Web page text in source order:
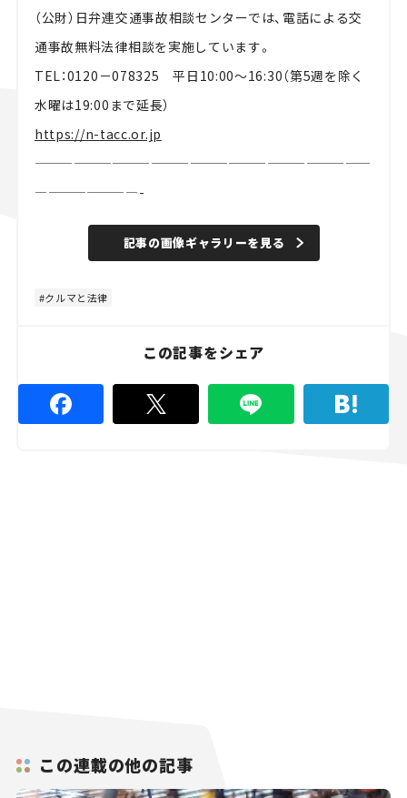
（公財）日弁連交通事故相談センターでは、電話による交
通事故無料法律相談を実施しています。
TEL：0120－078325 平日10:00～16:30（第5週を除く
水曜は19:00まで延長）
https://n-tacc.or.jp
——————————————————————————
————————-
記事の画像ギャラリーを見る
クルマと法律
この記事をシェア
この連載の他の記事